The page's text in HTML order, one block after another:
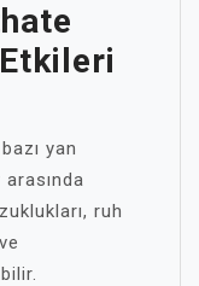
Etkileri
yan
ruh